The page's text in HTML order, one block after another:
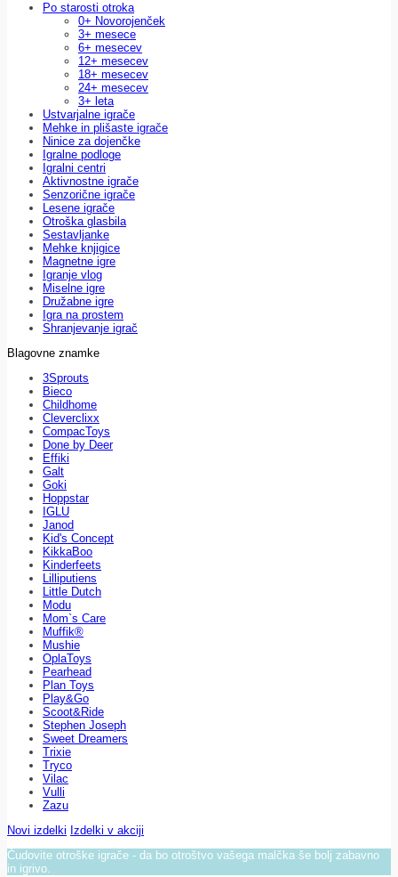
Po starosti otroka
0+ Novorojenček
3+ mesece
6+ mesecev
12+ mesecev
18+ mesecev
24+ mesecev
3+ leta
Ustvarjalne igrače
Mehke in plišaste igrače
Ninice za dojenčke
Igralne podloge
Igralni centri
Aktivnostne igrače
Senzorične igrače
Lesene igrače
Otroška glasbila
Sestavljanke
Mehke knjigice
Magnetne igre
Igranje vlog
Miselne igre
Družabne igre
Igra na prostem
Shranjevanje igrač
Blagovne znamke
3Sprouts
Bieco
Childhome
Cleverclixx
CompacToys
Done by Deer
Effiki
Galt
Goki
Hoppstar
IGLU
Janod
Kid's Concept
KikkaBoo
Kinderfeets
Lilliputiens
Little Dutch
Modu
Mom`s Care
Muffik®
Mushie
OplaToys
Pearhead
Plan Toys
Play&Go
Scoot&Ride
Stephen Joseph
Sweet Dreamers
Trixie
Tryco
Vilac
Vulli
Zazu
Novi izdelki Izdelki v akciji
Čudovite otroške igrače - da bo otroštvo vašega malčka še bolj zabavno
in igrivo.